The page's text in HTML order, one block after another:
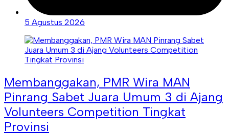
5 Agustus 2026
Membanggakan, PMR Wira MAN
Pinrang Sabet Juara Umum 3 di Ajang
Volunteers Competition Tingkat
Provinsi